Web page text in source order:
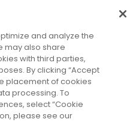
規約
and analyze the
may also share
with third parties,
By clicking “Accept
placement of cookies
processing. To
select “Cookie
please see our